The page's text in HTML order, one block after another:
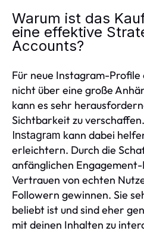
Warum ist das
eine effektive
Accounts?
Für neue Instagram-
nicht über eine große
kann es sehr
Sichtbarkeit zu verschaffen.
Instagram kann dabei
erleichtern. Durch die
anfänglichen Engagement-
Vertrauen von echten
Followern gewinnen. Sie
beliebt ist und sind eher
mit deinen Inhalten zu